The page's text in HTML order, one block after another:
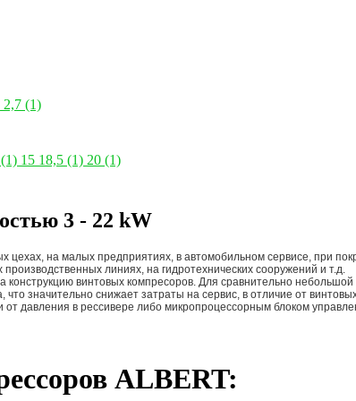
2,7 (1)
(1) 15 18,5 (1) 20 (1)
3 - 22 kW
цехах, на малых предприятиях, в автомобильном сервисе, при
линиях, на гидротехнических сооружений и т.д.
винтовых компресоров. Для сравнительно
значительно снижает затраты на сервис, в отличие от
давления в рессивере либо микропроцессорным блоком
ALBERT: